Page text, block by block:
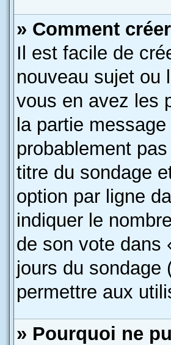
» Comment
Il est facile de
nouveau sujet ou
vous en avez les
la partie
probablement
titre du sondage
option par ligne
indiquer le
de son vote dans
jours du sondage
permettre aux
» Pourquoi ne